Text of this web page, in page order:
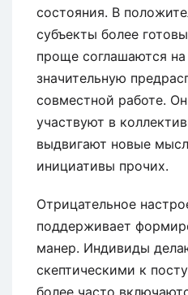
состояния. В
субъекты более
проще соглашаются
значительную
совместной работе.
участвуют в
выдвигают новые
инициативы прочих.
Отрицательное
поддерживает
манер. Индивиды
скептическими к
более часто